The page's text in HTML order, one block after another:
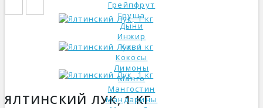
Грейпфрут
Груша
Дыни
Инжир
Киви
Кокосы
Лимоны
Манго
Мангостин
Мандарины
ЯЛТИНСКИЙ ЛУК, 1 КГ